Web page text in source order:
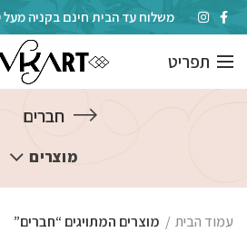
משלוח עד הבית חינם בקניה מעל ₪450
תפריט
חברים
מוצרים
עמוד הבית מוצרים המתויגים “חברים”